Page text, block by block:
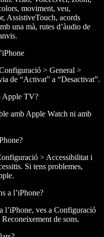
moviment, veu,
AssistiveTouch, acords
una mà, rutes d’àudio de
> General >
de “Activat” a “Desactivat”.
Apple TV?
amb Apple Watch ni amb
> Accessibilitat i
Si tens problemes,
a l’iPhone?
l’iPhone, ves a Configuració
de sons.